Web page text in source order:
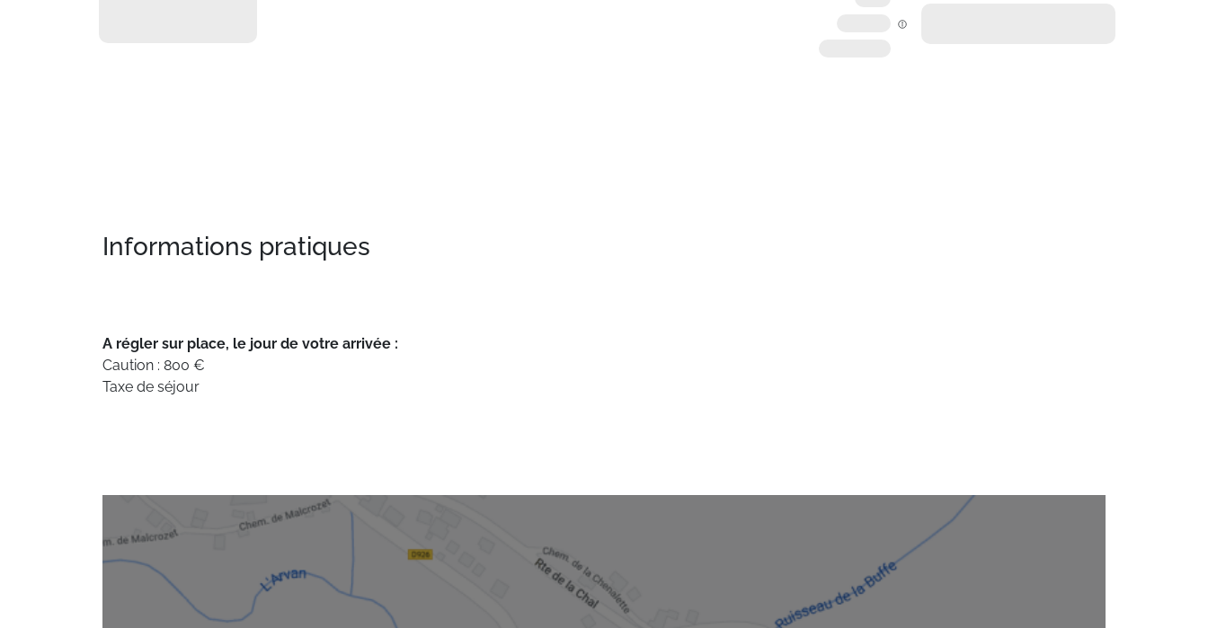
Informations pratiques
A régler sur place, le jour de votre arrivée :
Caution : 800 €
Taxe de séjour